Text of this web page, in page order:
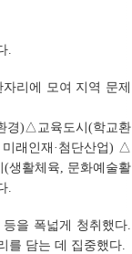
.
리에 모여 지역 문제
경)△교육도시(학교환
래인재·첨단산업) △
생활체육, 문화예술활
.
을 폭넓게 청취했다.
를 담는 데 집중했다.